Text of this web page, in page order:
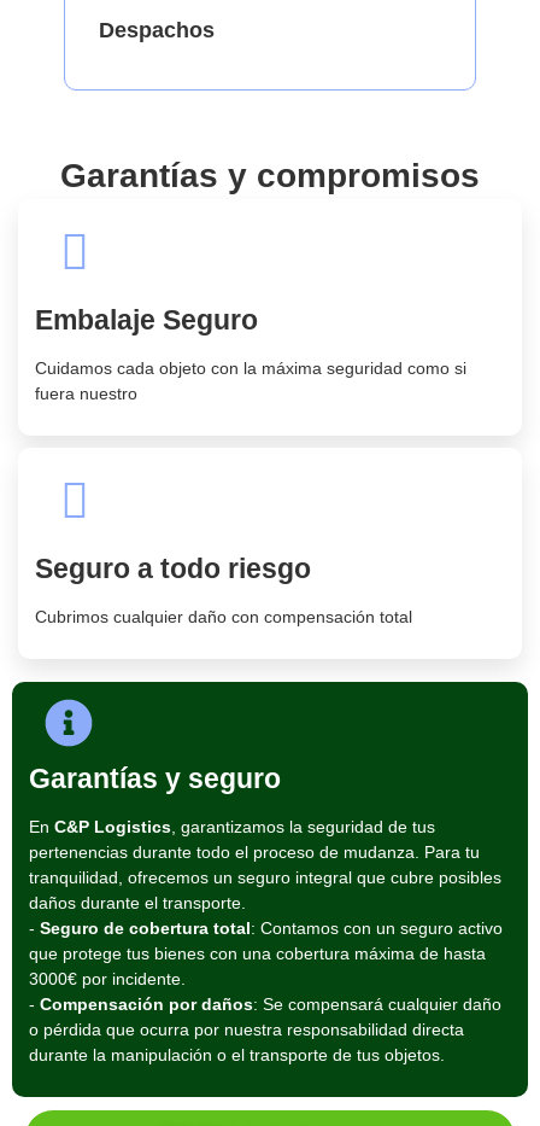
Despachos
Garantías y compromisos
Embalaje Seguro
Cuidamos cada objeto con la máxima seguridad como si
fuera nuestro
Seguro a todo riesgo
Cubrimos cualquier daño con compensación total
Garantías y seguro
En C&P Logistics , garantizamos la seguridad de tus
pertenencias durante todo el proceso de mudanza. Para tu
tranquilidad, ofrecemos un seguro integral que cubre posibles
daños durante el transporte.
- Seguro de cobertura total: Contamos con un seguro activo
que protege tus bienes con una cobertura máxima de hasta
3000€ por incidente.
- Compensación por daños: Se compensará cualquier daño
o pérdida que ocurra por nuestra responsabilidad directa
durante la manipulación o el transporte de tus objetos.